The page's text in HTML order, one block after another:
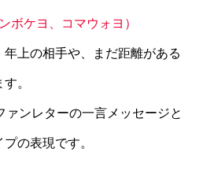
ボケヨ、コマウォヨ）
上の相手や、まだ距離がある
。
ンレターの一言メッセージと
の表現です。